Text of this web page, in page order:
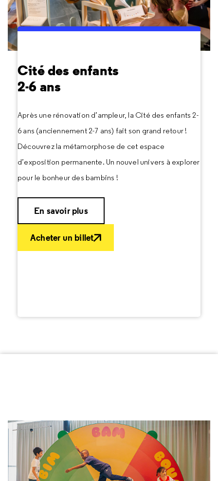
Cité des enfants
2-6 ans
Après une rénovation d’ampleur, la Cité des enfants 2-
6 ans (anciennement 2-7 ans) fait son grand retour !
Découvrez la métamorphose de cet espace
d’exposition permanente. Un nouvel univers à explorer
pour le bonheur des bambins !
En savoir plus
Acheter un billet